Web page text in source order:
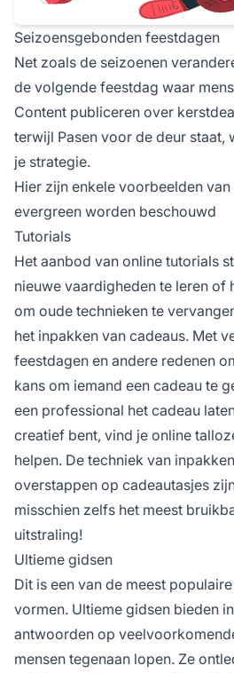
Seizoensgebonden feestdagen
Net zoals de seizoenen
de volgende feestdag waar
Content publiceren over
terwijl Pasen voor de deur staat,
je strategie.
Hier zijn enkele voorbeelden
evergreen worden beschouwd
Tutorials
Het aanbod van online tutorials
nieuwe vaardigheden te leren of
om oude technieken te
het inpakken van cadeaus. Met
feestdagen en andere redenen
kans om iemand een cadeau te
een professional het cadeau
creatief bent, vind je online
helpen. De techniek van
overstappen op cadeautasjes
misschien zelfs het meest
uitstraling!
Ultieme gidsen
Dit is een van de meest
vormen. Ultieme gidsen bieden
antwoorden op
mensen tegenaan lopen. Ze